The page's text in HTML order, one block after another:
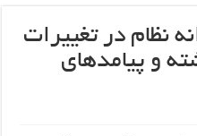
نظام در تغییرات
و پیامدهای